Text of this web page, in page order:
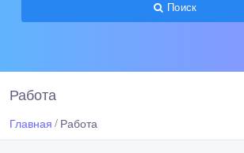
Поиск
Работа
Главная Работа